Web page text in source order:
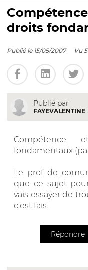
droits
Publié le 15/05/2007 Vu
Publié par
FAYEVALENTINE
Compétence
fondamentaux
Le prof de
que ce sujet
vais essayer de
c'est fais.
Répondre